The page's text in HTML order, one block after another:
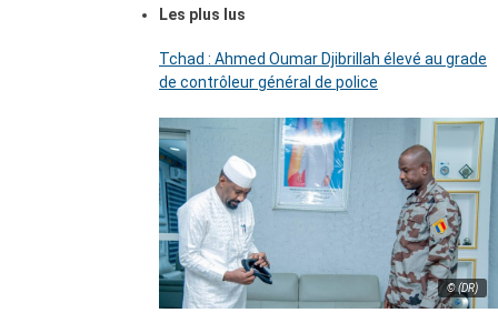
Les plus lus
Tchad : Ahmed Oumar Djibrillah élevé au grade
de contrôleur général de police
© (DR)